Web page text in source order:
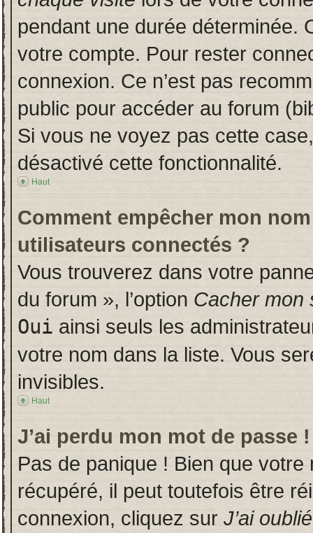
pendant une durée déterminée.
votre compte. Pour rester
connexion. Ce n’est pas
public pour accéder au forum
Si vous ne voyez pas cette
désactivé cette fonctionnalité.
Haut
Comment empêcher mon
utilisateurs connectés ?
Vous trouverez dans votre
du forum », l’option Cacher mon
Oui ainsi seuls les
votre nom dans la liste. Vous
invisibles.
Haut
J’ai perdu mon mot de passe !
Pas de panique ! Bien que
récupéré, il peut toutefois être
connexion, cliquez sur J’ai